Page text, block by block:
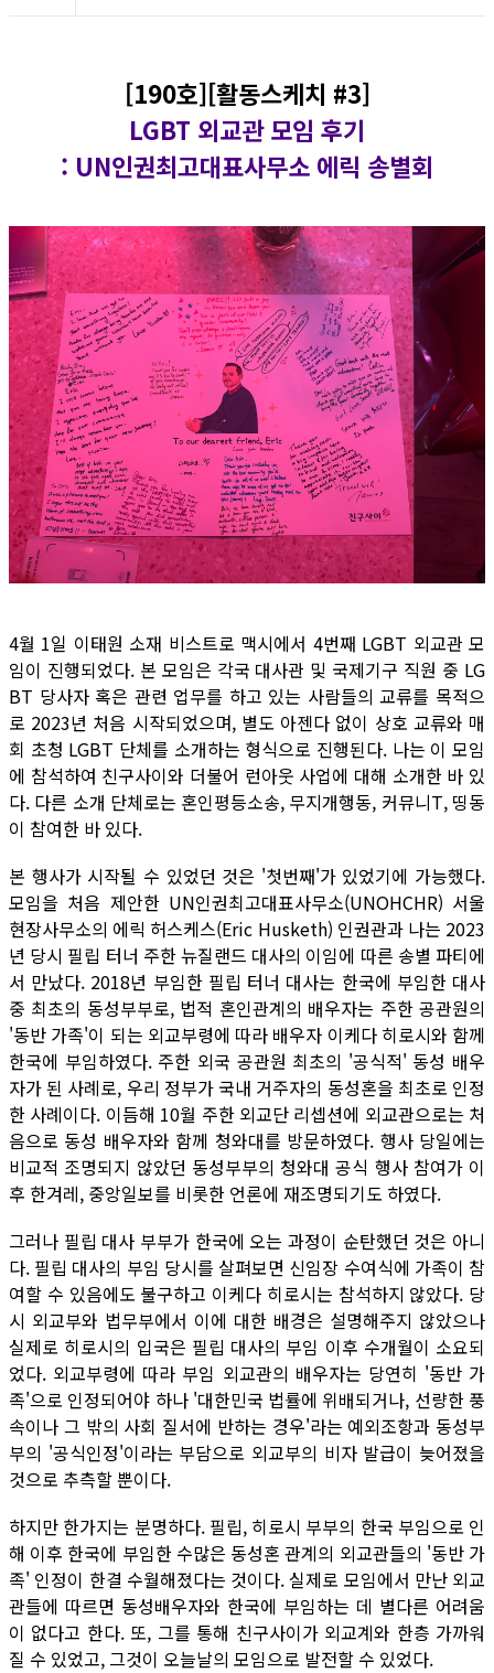
[190호][활동스케치 #3]
LGBT 외교관 모임 후기
: UN인권최고대표사무소 에릭 송별회
4월 1일 이태원 소재 비스트로 맥시에서 4번째 LGBT 외교관 모
임이 진행되었다. 본 모임은 각국 대사관 및 국제기구 직원 중 LG
BT 당사자 혹은 관련 업무를 하고 있는 사람들의 교류를 목적으
로 2023년 처음 시작되었으며, 별도 아젠다 없이 상호 교류와 매
회 초청 LGBT 단체를 소개하는 형식으로 진행된다. 나는 이 모임
에 참석하여 친구사이와 더불어 런아웃 사업에 대해 소개한 바 있
다. 다른 소개 단체로는 혼인평등소송, 무지개행동, 커뮤니T, 띵동
이 참여한 바 있다.
본 행사가 시작될 수 있었던 것은 '첫번째'가 있었기에 가능했다.
모임을 처음 제안한 UN인권최고대표사무소(UNOHCHR) 서울
현장사무소의 에릭 허스케스(Eric Husketh) 인권관과 나는 2023
년 당시 필립 터너 주한 뉴질랜드 대사의 이임에 따른 송별 파티에
서 만났다. 2018년 부임한 필립 터너 대사는 한국에 부임한 대사
중 최초의 동성부부로, 법적 혼인관계의 배우자는 주한 공관원의
'동반 가족'이 되는 외교부령에 따라 배우자 이케다 히로시와 함께
한국에 부임하였다. 주한 외국 공관원 최초의 '공식적' 동성 배우
자가 된 사례로, 우리 정부가 국내 거주자의 동성혼을 최초로 인정
한 사례이다. 이듬해 10월 주한 외교단 리셉션에 외교관으로는 처
음으로 동성 배우자와 함께 청와대를 방문하였다. 행사 당일에는
비교적 조명되지 않았던 동성부부의 청와대 공식 행사 참여가 이
후 한겨레, 중앙일보를 비롯한 언론에 재조명되기도 하였다.
그러나 필립 대사 부부가 한국에 오는 과정이 순탄했던 것은 아니
다. 필립 대사의 부임 당시를 살펴보면 신임장 수여식에 가족이 참
여할 수 있음에도 불구하고 이케다 히로시는 참석하지 않았다. 당
시 외교부와 법무부에서 이에 대한 배경은 설명해주지 않았으나
실제로 히로시의 입국은 필립 대사의 부임 이후 수개월이 소요되
었다. 외교부령에 따라 부임 외교관의 배우자는 당연히 '동반 가
족'으로 인정되어야 하나 '대한민국 법률에 위배되거나, 선량한 풍
속이나 그 밖의 사회 질서에 반하는 경우'라는 예외조항과 동성부
부의 '공식인정'이라는 부담으로 외교부의 비자 발급이 늦어졌을
것으로 추측할 뿐이다.
하지만 한가지는 분명하다. 필립, 히로시 부부의 한국 부임으로 인
해 이후 한국에 부임한 수많은 동성혼 관계의 외교관들의 '동반 가
족' 인정이 한결 수월해졌다는 것이다. 실제로 모임에서 만난 외교
관들에 따르면 동성배우자와 한국에 부임하는 데 별다른 어려움
이 없다고 한다. 또, 그를 통해 친구사이가 외교계와 한층 가까워
질 수 있었고, 그것이 오늘날의 모임으로 발전할 수 있었다.